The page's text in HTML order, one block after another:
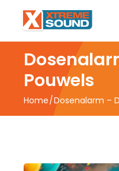
Pouwels
Home Dosenalarm –